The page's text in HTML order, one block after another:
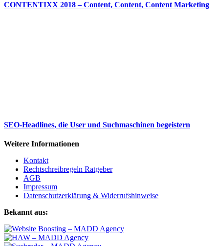
CONTENTIXX 2018 – Content, Content, Content Marketing
SEO-Headlines, die User und Suchmaschinen begeistern
Weitere Informationen
Kontakt
Rechtschreibregeln Ratgeber
AGB
Impressum
Datenschutzerklärung & Widerrufshinweise
Bekannt aus: